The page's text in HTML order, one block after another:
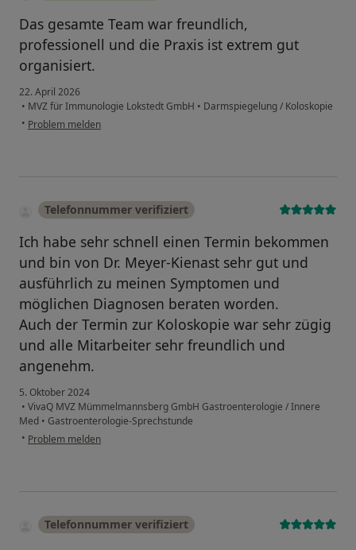
Das gesamte Team war freundlich,
professionell und die Praxis ist extrem gut
organisiert.
22. April 2026
• MVZ für Immunologie Lokstedt GmbH • Darmspiegelung / Koloskopie
• Problem melden
Telefonnummer verifiziert
Ich habe sehr schnell einen Termin bekommen
und bin von Dr. Meyer-Kienast sehr gut und
ausführlich zu meinen Symptomen und
möglichen Diagnosen beraten worden.
Auch der Termin zur Koloskopie war sehr zügig
und alle Mitarbeiter sehr freundlich und
angenehm.
5. Oktober 2024
• VivaQ MVZ Mümmelmannsberg GmbH Gastroenterologie / Innere
Med • Gastroenterologie-Sprechstunde
• Problem melden
Telefonnummer verifiziert